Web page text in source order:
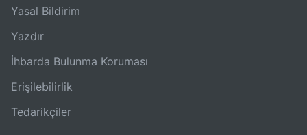
Yasal Bildirim
Yazdır
İhbarda Bulunma Koruması
Erişilebilirlik
Tedarikçiler